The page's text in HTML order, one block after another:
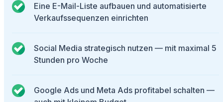
Eine E-Mail-Liste aufbauen und automatisierte
Verkaufssequenzen einrichten
Social Media strategisch nutzen — mit maximal 5
Stunden pro Woche
Google Ads und Meta Ads profitabel schalten —